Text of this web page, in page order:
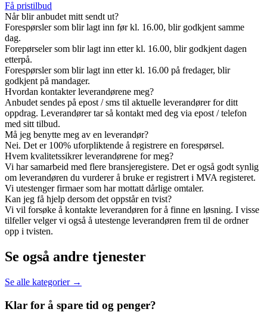
Få pristilbud
Når blir anbudet mitt sendt ut?
Forespørsler som blir lagt inn før kl. 16.00, blir godkjent samme
dag.
Forepørseler som blir lagt inn etter kl. 16.00, blir godkjent dagen
etterpå.
Forespørsler som blir lagt inn etter kl. 16.00 på fredager, blir
godkjent på mandager.
Hvordan kontakter leverandørene meg?
Anbudet sendes på epost / sms til aktuelle leverandører for ditt
oppdrag. Leverandører tar så kontakt med deg via epost / telefon
med sitt tilbud.
Må jeg benytte meg av en leverandør?
Nei. Det er 100% uforpliktende å registrere en forespørsel.
Hvem kvalitetssikrer leverandørene for meg?
Vi har samarbeid med flere bransjeregistere. Det er også godt synlig
om leverandøren du vurderer å bruke er registrert i MVA registeret.
Vi utestenger firmaer som har mottatt dårlige omtaler.
Kan jeg få hjelp dersom det oppstår en tvist?
Vi vil forsøke å kontakte leverandøren for å finne en løsning. I visse
tilfeller velger vi også å utestenge leverandøren frem til de ordner
opp i tvisten.
Se også andre tjenester
Se alle kategorier →
Klar for å spare tid og penger?